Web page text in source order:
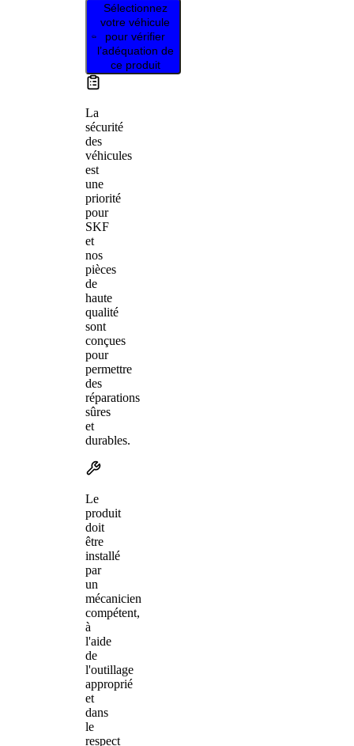
Sélectionnez
votre véhicule
pour vérifier
l’adéquation de
ce produit
La
sécurité
des
véhicules
est
une
priorité
pour
SKF
et
nos
pièces
de
haute
qualité
sont
conçues
pour
permettre
des
réparations
sûres
et
durables.
Le
produit
doit
être
installé
par
un
mécanicien
compétent,
à
l'aide
de
l'outillage
approprié
et
dans
le
respect